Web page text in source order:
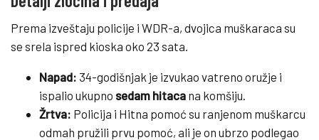
Prema izveštaju policije i WDR-a, dvojica muškaraca su
se srela ispred kioska oko 23 sata.
Napad: 34-godišnjak je izvukao vatreno oružje i
ispalio ukupno sedam hitaca na komšiju.
Žrtva: Policija i Hitna pomoć su ranjenom muškarcu
odmah pružili prvu pomoć, ali je on ubrzo podlegao